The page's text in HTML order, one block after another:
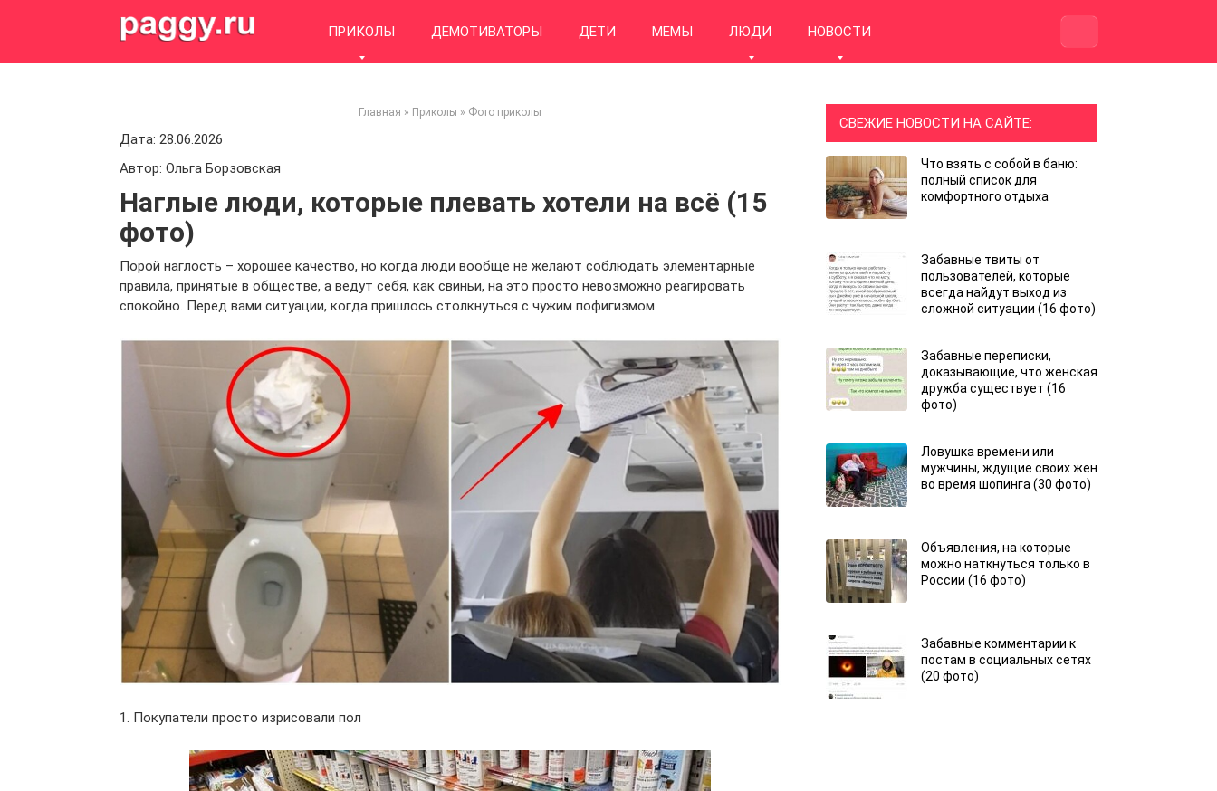
ПРИКОЛЫ ДЕМОТИВАТОРЫ ДЕТИ МЕМЫ ЛЮДИ НОВОСТИ
Главная » Приколы » Фото приколы
Дата: 28.06.2026
Автор: Ольга Борзовская
Наглые люди, которые плевать хотели на всё (15
фото)
Порой наглость – хорошее качество, но когда люди вообще не желают соблюдать элементарные
правила, принятые в обществе, а ведут себя, как свиньи, на это просто невозможно реагировать
спокойно. Перед вами ситуации, когда пришлось столкнуться с чужим пофигизмом.
1. Покупатели просто изрисовали пол
СВЕЖИЕ НОВОСТИ НА САЙТЕ:
Что взять с собой в баню:
полный список для
комфортного отдыха
Забавные твиты от
пользователей, которые
всегда найдут выход из
сложной ситуации (16 фото)
Забавные переписки,
доказывающие, что женская
дружба существует (16
фото)
Ловушка времени или
мужчины, ждущие своих жен
во время шопинга (30 фото)
Объявления, на которые
можно наткнуться только в
России (16 фото)
Забавные комментарии к
постам в социальных сетях
(20 фото)